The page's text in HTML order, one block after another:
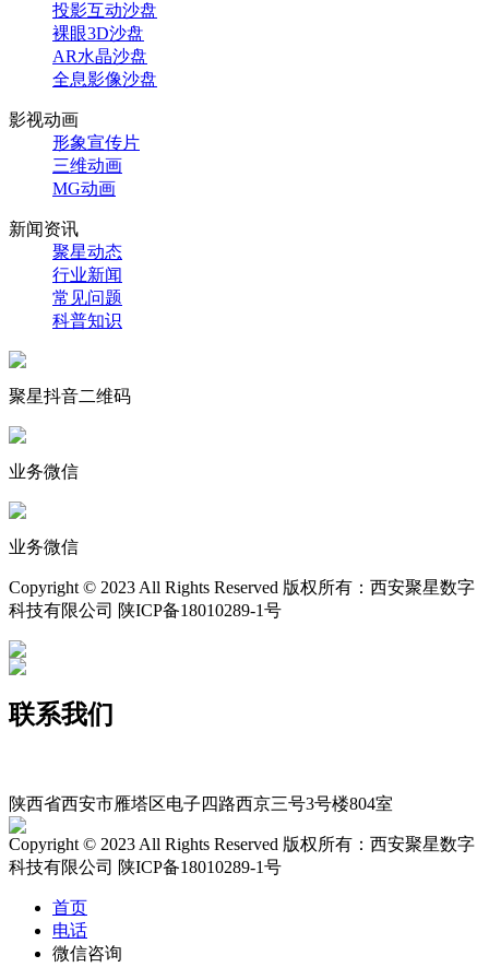
投影互动沙盘
裸眼3D沙盘
AR水晶沙盘
全息影像沙盘
影视动画
形象宣传片
三维动画
MG动画
新闻资讯
聚星动态
行业新闻
常见问题
科普知识
聚星抖音二维码
业务微信
业务微信
Copyright © 2023 All Rights Reserved 版权所有：西安聚星数字
科技有限公司 陕ICP备18010289-1号
联系我们
陕西省西安市雁塔区电子四路西京三号3号楼804室
Copyright © 2023 All Rights Reserved 版权所有：西安聚星数字
科技有限公司 陕ICP备18010289-1号
首页
电话
微信咨询